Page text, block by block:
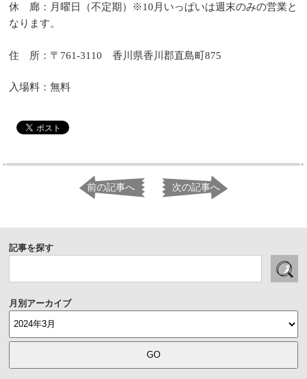
休 廊：月曜日（不定期）※10 月いっぱいは週末のみの営業と
なります。
住 所：〒 761-3110 香川県香川郡直島町875
入場料：無料
前の記事へ 次の記事へ
記事を探す
月別アーカイブ